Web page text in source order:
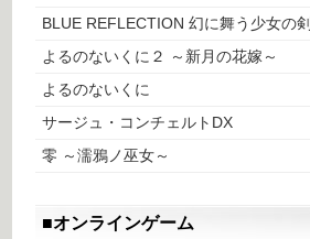
BLUE REFLECTION 幻に舞う少女の剣
よるのないくに２ ～新月の花嫁～
よるのないくに
サージュ・コンチェルトDX
零 ～濡鴉ノ巫女～
■オンラインゲーム